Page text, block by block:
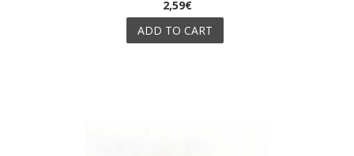
2,59€
ADD TO CART